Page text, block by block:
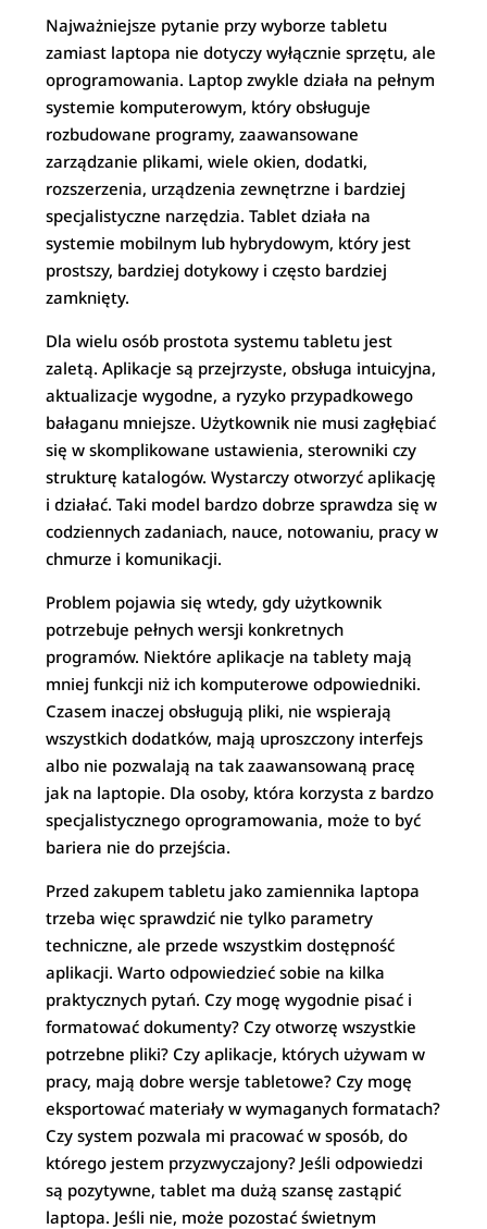
Najważniejsze pytanie przy wyborze tabletu
zamiast laptopa nie dotyczy wyłącznie sprzętu, ale
oprogramowania. Laptop zwykle działa na pełnym
systemie komputerowym, który obsługuje
rozbudowane programy, zaawansowane
zarządzanie plikami, wiele okien, dodatki,
rozszerzenia, urządzenia zewnętrzne i bardziej
specjalistyczne narzędzia. Tablet działa na
systemie mobilnym lub hybrydowym, który jest
prostszy, bardziej dotykowy i często bardziej
zamknięty.
Dla wielu osób prostota systemu tabletu jest
zaletą. Aplikacje są przejrzyste, obsługa intuicyjna,
aktualizacje wygodne, a ryzyko przypadkowego
bałaganu mniejsze. Użytkownik nie musi zagłębiać
się w skomplikowane ustawienia, sterowniki czy
strukturę katalogów. Wystarczy otworzyć aplikację
i działać. Taki model bardzo dobrze sprawdza się w
codziennych zadaniach, nauce, notowaniu, pracy w
chmurze i komunikacji.
Problem pojawia się wtedy, gdy użytkownik
potrzebuje pełnych wersji konkretnych
programów. Niektóre aplikacje na tablety mają
mniej funkcji niż ich komputerowe odpowiedniki.
Czasem inaczej obsługują pliki, nie wspierają
wszystkich dodatków, mają uproszczony interfejs
albo nie pozwalają na tak zaawansowaną pracę
jak na laptopie. Dla osoby, która korzysta z bardzo
specjalistycznego oprogramowania, może to być
bariera nie do przejścia.
Przed zakupem tabletu jako zamiennika laptopa
trzeba więc sprawdzić nie tylko parametry
techniczne, ale przede wszystkim dostępność
aplikacji. Warto odpowiedzieć sobie na kilka
praktycznych pytań. Czy mogę wygodnie pisać i
formatować dokumenty? Czy otworzę wszystkie
potrzebne pliki? Czy aplikacje, których używam w
pracy, mają dobre wersje tabletowe? Czy mogę
eksportować materiały w wymaganych formatach?
Czy system pozwala mi pracować w sposób, do
którego jestem przyzwyczajony? Jeśli odpowiedzi
są pozytywne, tablet ma dużą szansę zastąpić
laptopa. Jeśli nie, może pozostać świetnym